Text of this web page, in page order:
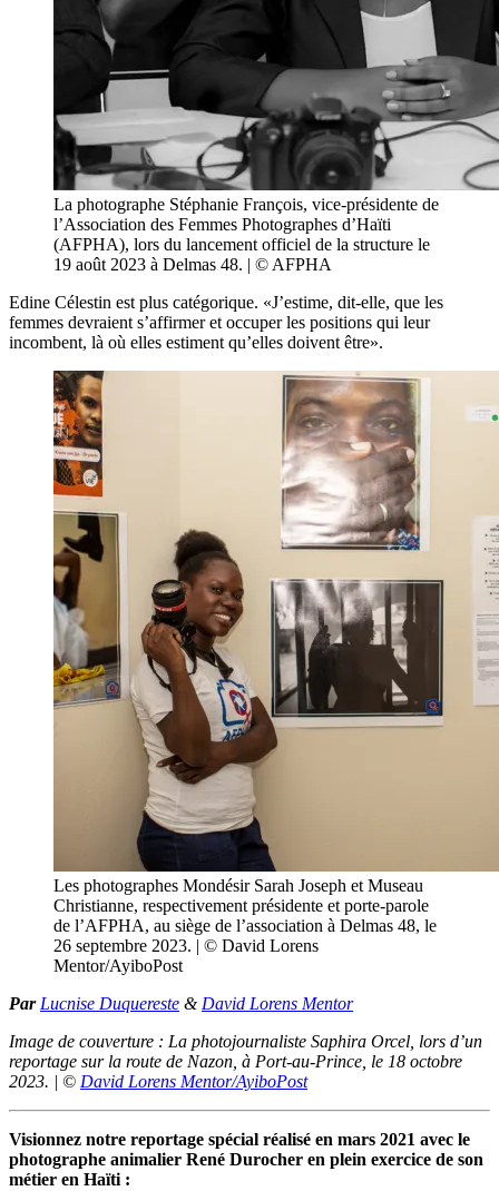
La photographe Stéphanie François, vice-présidente de
l’Association des Femmes Photographes d’Haïti
(AFPHA), lors du lancement officiel de la structure le
19 août 2023 à Delmas 48. | © AFPHA
Edine Célestin est plus catégorique. «J’estime, dit-elle, que les
femmes devraient s’affirmer et occuper les positions qui leur
incombent, là où elles estiment qu’elles doivent être».
Les photographes Mondésir Sarah Joseph et Museau
Christianne, respectivement présidente et porte-parole
de l’AFPHA, au siège de l’association à Delmas 48, le
26 septembre 2023. | © David Lorens
Mentor/AyiboPost
Par Lucnise Duquereste & David Lorens Mentor
Image de couverture : La photojournaliste Saphira Orcel, lors d’un
reportage sur la route de Nazon, à Port-au-Prince, le 18 octobre
2023. | © David Lorens Mentor/AyiboPost
Visionnez notre reportage spécial réalisé en mars 2021 avec le
photographe animalier René Durocher en plein exercice de son
métier en Haïti :